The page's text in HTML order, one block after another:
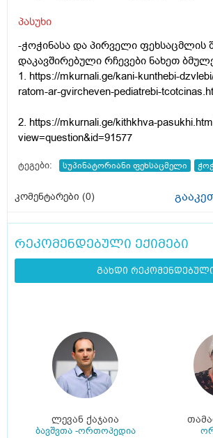
პასუხი
-ჭოჭინასა და პირველი ფეხსაცმლის
დაკავშირებული რჩევები ნახეთ
1. https://mkurnali.ge/kani-kunthebi-
ratom-ar-gvircheven-pediatrebi-
2. https://mkurnali.ge/kithkhva-
view=question&id=91577
ტეგები: სუპინატორიანი ფეხსაცმელი
კომენტარები (0)
რეკომენდებული ექიმები
გახდი
ლევან ქაჯაია
ბავშვთა -ორთოპედია